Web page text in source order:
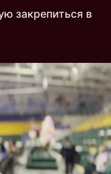
закрепиться в